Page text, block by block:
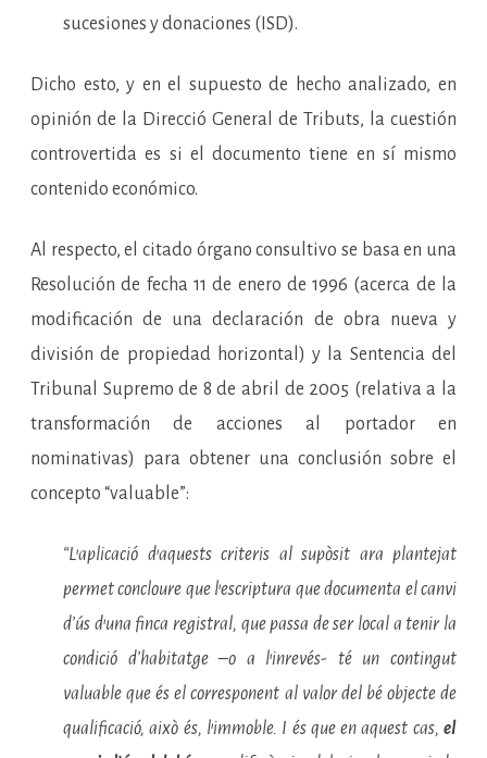
sucesiones y donaciones (ISD).
Dicho esto, y en el supuesto de hecho analizado, en
opinión de la Direcció General de Tributs, la cuestión
controvertida es si el documento tiene en sí mismo
contenido económico.
Al respecto, el citado órgano consultivo se basa en una
Resolución de fecha 11 de enero de 1996 (acerca de la
modificación de una declaración de obra nueva y
división de propiedad horizontal) y la Sentencia del
Tribunal Supremo de 8 de abril de 2005 (relativa a la
transformación de acciones al portador en
nominativas) para obtener una conclusión sobre el
concepto “valuable”:
“L’aplicació d’aquests criteris al supòsit ara plantejat
permet concloure que l’escriptura que documenta el canvi
d’ús d’una finca registral, que passa de ser local a tenir la
condició d’habitatge –o a l’inrevés- té un contingut
valuable que és el corresponent al valor del bé objecte de
qualificació, això és, l’immoble. I és que en aquest cas, el